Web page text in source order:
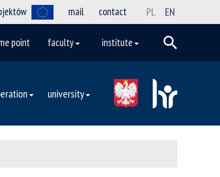
mail contact PL EN
point faculty institute
university